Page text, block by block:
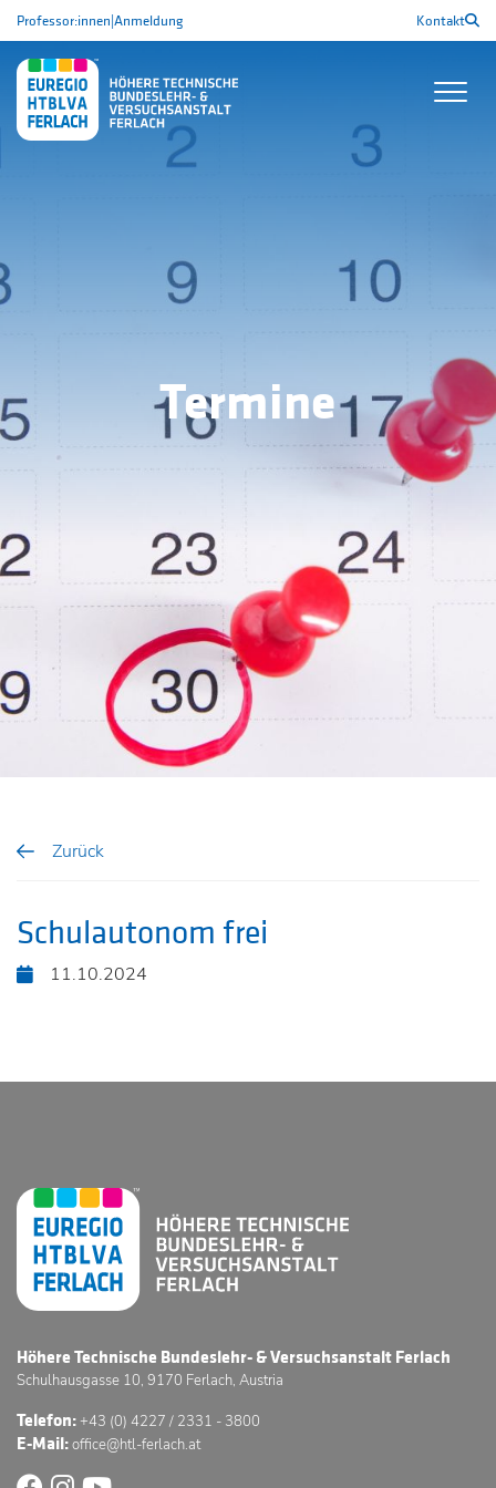
Professor:innen|Anmeldung Kontakt
Termine
Zurück
Schulautonom frei
11.10.2024
Höhere Technische Bundeslehr- & Versuchsanstalt Ferlach
Schulhausgasse 10, 9170 Ferlach, Austria
Telefon:+43 (0) 4227 / 2331 - 3800
E-Mail:office@htl-ferlach.at